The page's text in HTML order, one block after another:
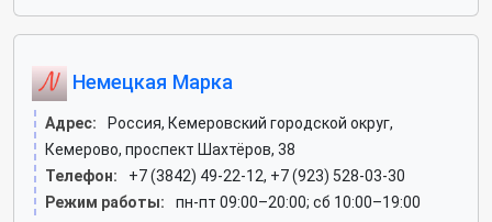
Немецкая Марка
Адрес:
Россия, Кемеровский городской округ,
Кемерово, проспект Шахтёров, 38
Телефон:
+7 (3842) 49-22-12, +7 (923) 528-03-30
Режим работы:
пн-пт 09:00–20:00; сб 10:00–19:00